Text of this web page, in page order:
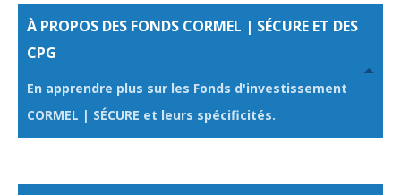
OUVRIR
À PROPOS DES FONDS CORMEL | SÉCURE ET DES
CPG
OUVRIR
En apprendre plus sur les Fonds d'investissement
CORMEL | SÉCURE et leurs spécificités.
CLIQUER